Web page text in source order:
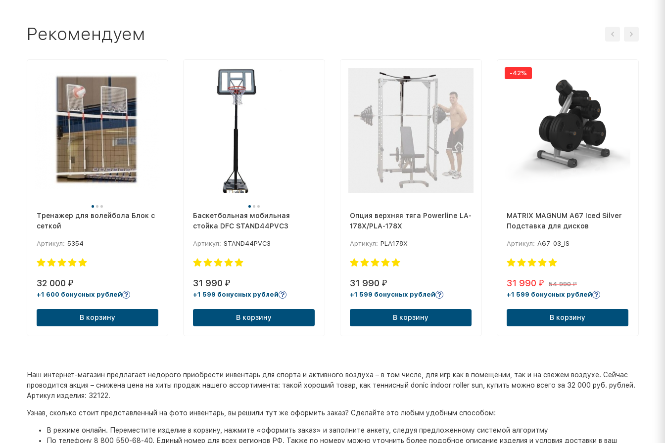
Рекомендуем
Тренажер для волейбола Блок с
сеткой
Артикул: 5354
32 000 ₽
+1 600 бонусных рублей
В корзину
Баскетбольная мобильная
стойка DFC STAND44PVC3
Артикул: STAND44PVC3
31 990₽
+1 599 бонусных рублей
В корзину
Опция верхняя тяга Powerline LA-
178X/PLA-178X
Артикул: PLA178X
31 990 ₽
+1 599 бонусных рублей
В корзину
-42%
MATRIX MAGNUM A67 Iced Silver
Подставка для дисков
Артикул: A67-03_IS
31 990 ₽ 54 990₽
+1 599 бонусных рублей
В корзину
Наш интернет-магазин предлагает недорого приобрести инвентарь для спорта и активного воздуха – в том числе, для игр как в помещении, так и на свежем воздухе. Сейчас
проводится акция – снижена цена на хиты продаж нашего ассортимента: такой хороший товар, как теннисный donic indoor roller sun, купить можно всего за 32 000 руб. рублей.
Артикул изделия: 32122.
Узнав, сколько стоит представленный на фото инвентарь, вы решили тут же оформить заказ? Сделайте это любым удобным способом:
В режиме онлайн. Переместите изделие в корзину, нажмите «оформить заказ» и заполните анкету, следуя предложенному системой алгоритму
По телефону 8 800 550-68-40. Единый номер для всех регионов РФ. Также по номеру можно уточнить более подобное описание изделия и условия доставки в ваш